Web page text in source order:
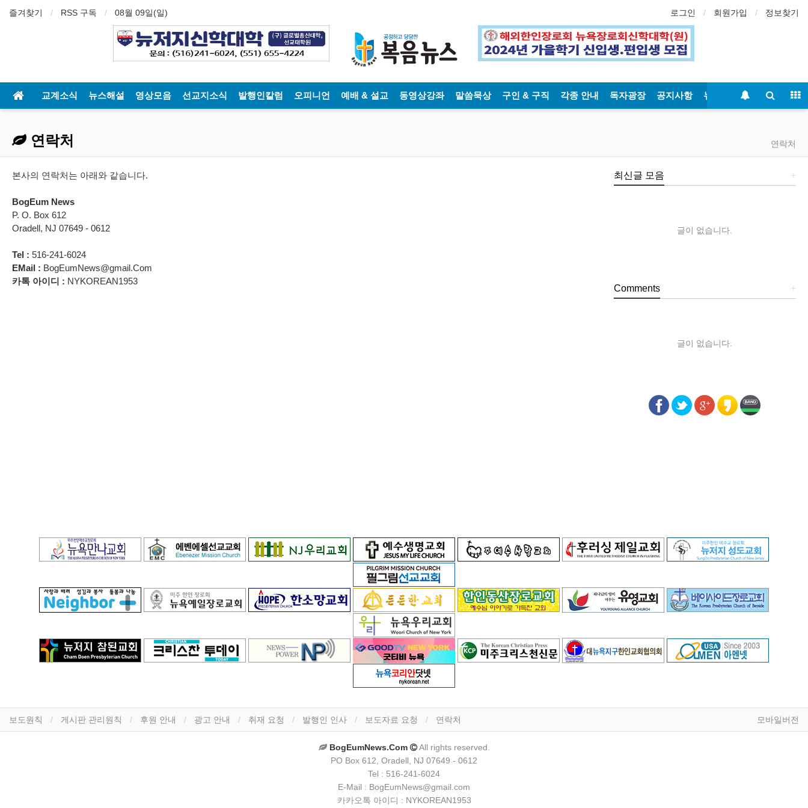
즐겨찾기 RSS 구독 08월 09일(일) 로그인 회원가입 정보찾기
교계소식 뉴스해설 영상모음 선교지소식 발행인칼럼 오피니언 예배 & 설교 동영상강좌 말씀묵상 구인 & 구직 각종 안내 독자광장 공지사항 뉴욕일보
연락처 연락처
본사의 연락처는 아래와 같습니다.
BogEum News
P. O. Box 612
Oradell, NJ 07649 - 0612
Tel : 516-241-6024
EMail : BogEumNews@gmail.Com
카톡 아이디 : NYKOREAN1953
+
최신글 모음
글이 없습니다.
+
Comments
글이 없습니다.
보도원칙 게시판 관리원칙 후원 안내 광고 안내 취재 요청 발행인 인사 보도자료 요청 연락처 모바일버전
BogEumNews.Com
All rights reserved.
PO Box 612, Oradell, NJ 07649 - 0612
Tel : 516-241-6024
E-Mail : BogEumNews@gmail.com
카카오톡 아이디 : NYKOREAN1953